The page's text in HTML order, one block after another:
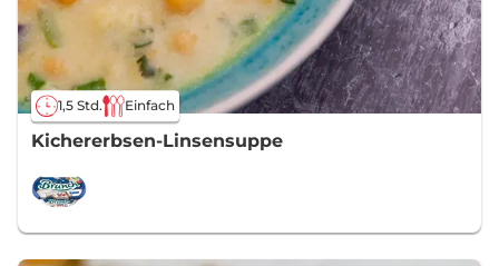
1,5 Std. Einfach
Kichererbsen-Linsensuppe